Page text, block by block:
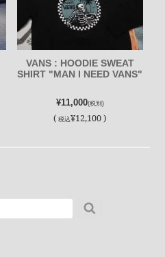
VANS : HOODIE SWEAT
SHIRT "MAN I NEED VANS"
¥11,000(税別)
(税込¥12,100 )